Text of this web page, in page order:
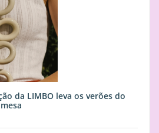
da LIMBO leva os verões do